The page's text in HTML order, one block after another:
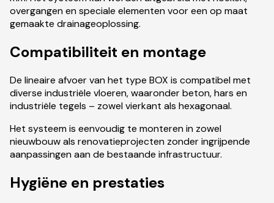
overgangen en speciale elementen voor een op maat
gemaakte drainageoplossing.
Compatibiliteit en montage
De lineaire afvoer van het type BOX is compatibel met
diverse industriële vloeren, waaronder beton, hars en
industriële tegels – zowel vierkant als hexagonaal.
Het systeem is eenvoudig te monteren in zowel
nieuwbouw als renovatieprojecten zonder ingrijpende
aanpassingen aan de bestaande infrastructuur.
Hygiëne en prestaties